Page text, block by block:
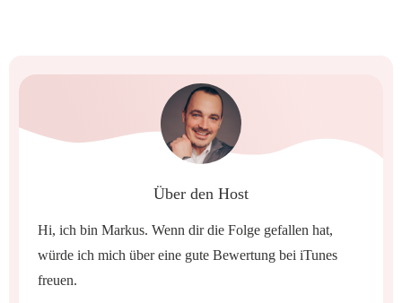
Über den Host
Hi, ich bin Markus. Wenn dir die Folge gefallen hat,
würde ich mich über eine gute Bewertung bei iTunes
freuen.